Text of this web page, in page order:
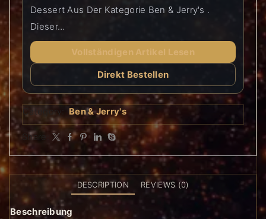
Dessert Aus Der Kategorie Ben & Jerry's .
Dieser…
Vollständigen Artikel Lesen
Direkt Bestellen
Category: Ben & Jerry's
Share:
DESCRIPTION REVIEWS (0)
Beschreibung